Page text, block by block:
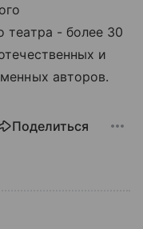
театра - более 30
и
авторов.
Поделиться